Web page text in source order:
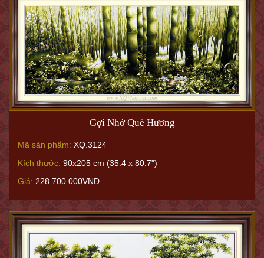
Gợi Nhớ Quê Hương
Mã sản phẩm: XQ.3124
Kích thước: 90x205 cm (35.4 x 80.7")
Giá: 228.700.000VNĐ